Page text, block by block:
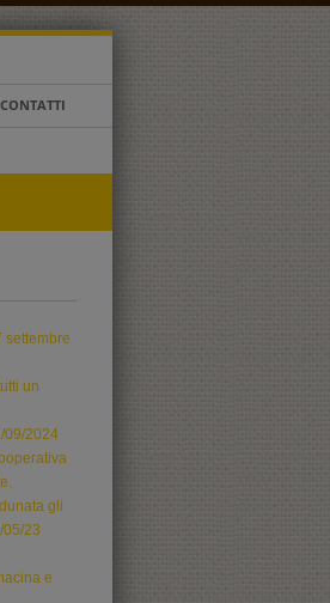
CONTATTI
settembre
un
09/2024
gli
05/23
e